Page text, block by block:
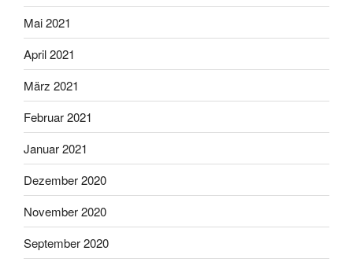
Mai 2021
April 2021
März 2021
Februar 2021
Januar 2021
Dezember 2020
November 2020
September 2020